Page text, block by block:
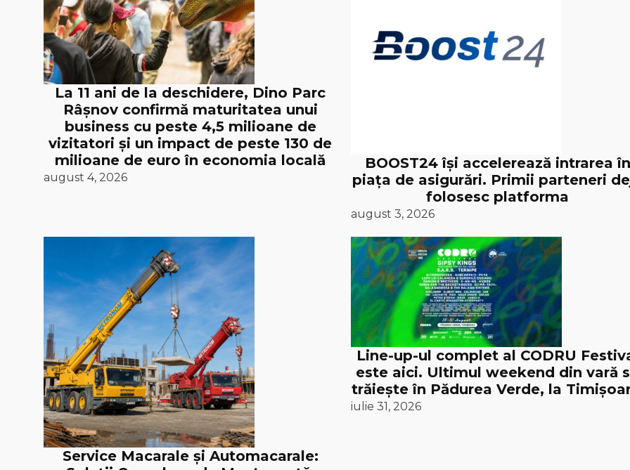
La 11 ani de la deschidere, Dino Parc
Râșnov confirmă maturitatea unui
business cu peste 4,5 milioane de
vizitatori și un impact de peste 130 de
milioane de euro în economia locală
august 4, 2026
BOOST24 își accelerează intrarea în
piața de asigurări. Primii parteneri
folosesc platforma
august 3, 2026
Service Macarale și Automacarale:
Line-up-ul complet al CODRU
este aici. Ultimul weekend din vară
trăiește în Pădurea Verde, la
iulie 31, 2026